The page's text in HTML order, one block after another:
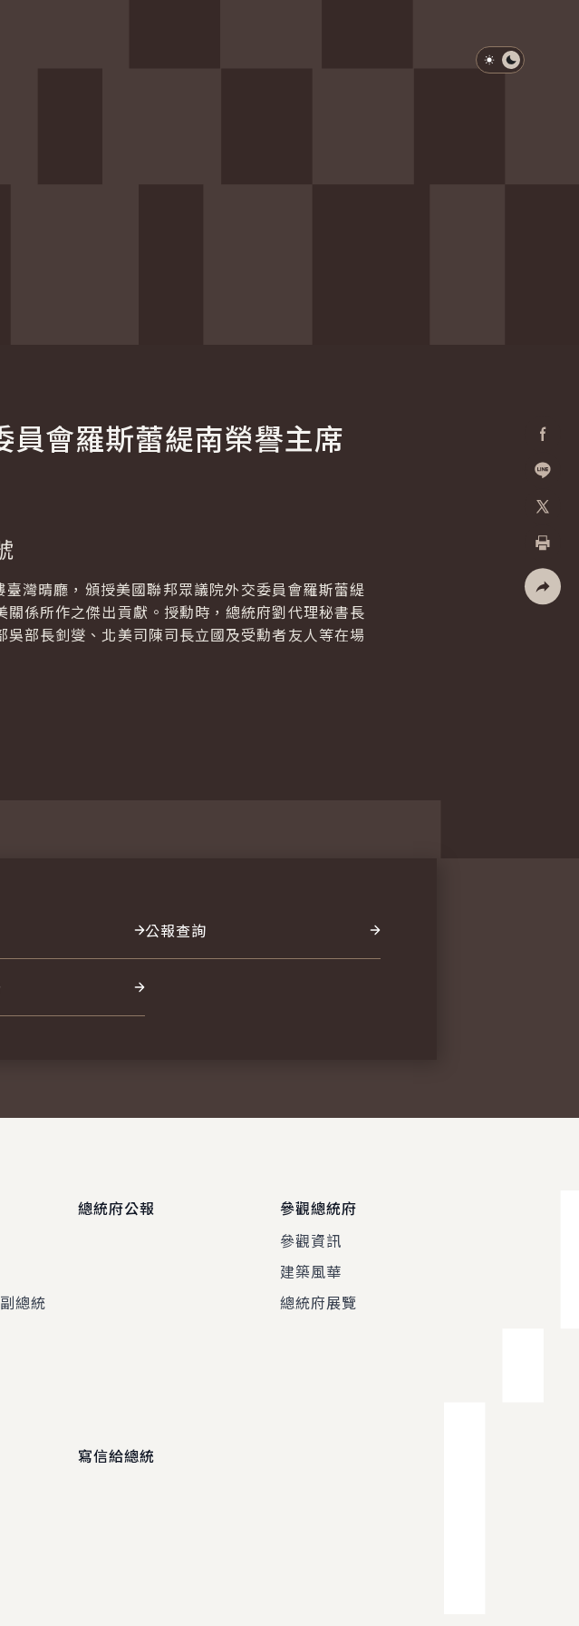
淺色模式
深色模式
加入好
列印
會羅斯蕾緹南榮譽主席
灣晴廳，頒授美國聯邦眾議院外交委員會羅斯蕾緹
係所作之傑出貢獻。授勳時，總統府劉代理秘書長
部長釗燮、北美司陳司長立國及受勳者友人等在場
公報查詢
總統
總統府公報
參觀總統府
參觀資訊
建築風華
總統府展覽
寫信給總統